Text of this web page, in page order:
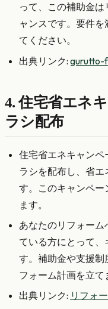
って、この補助金
ャンスです。要件
てください。
出典リンク: gurutto-
4. 住宅省エネ
ラシ配布
住宅省エネキャン
ラシを配布し、省エ
す。このキャンペ
ます。
あなたのリフォーム
ている方にとって
す。補助金や支援制
フォーム計画を立て
出典リンク: リフォ